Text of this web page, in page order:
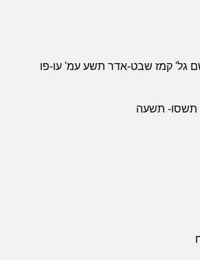
גל' קמז שבט-אדר תשע עמ' עו-פו
תשסו- תשעה